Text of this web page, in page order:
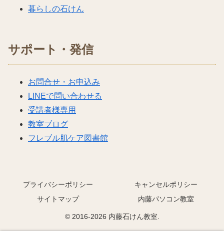
暮らしの石けん
サポート・発信
お問合せ・お申込み
LINEで問い合わせる
受講者様専用
教室ブログ
フレブル肌ケア図書館
プライバシーポリシー
キャンセルポリシー
サイトマップ
内藤パソコン教室
© 2016-2026 内藤石けん教室.